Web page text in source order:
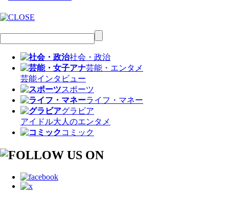
社会・政治
芸能・エンタメ
芸能インタビュー
スポーツ
ライフ・マネー
グラビア
アイドル大人のエンタメ
コミック